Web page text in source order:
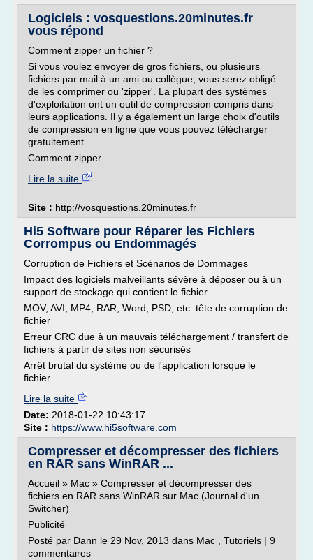
Logiciels : vosquestions.20minutes.fr
vous répond
Comment zipper un fichier ?
Si vous voulez envoyer de gros fichiers, ou plusieurs
fichiers par mail à un ami ou collègue, vous serez obligé
de les comprimer ou 'zipper'. La plupart des systèmes
d'exploitation ont un outil de compression compris dans
leurs applications. Il y a également un large choix d'outils
de compression en ligne que vous pouvez télécharger
gratuitement.
Comment zipper...
Lire la suite
Site : http://vosquestions.20minutes.fr
Hi5 Software pour Réparer les Fichiers
Corrompus ou Endommagés
Corruption de Fichiers et Scénarios de Dommages
Impact des logiciels malveillants sévère à déposer ou à un
support de stockage qui contient le fichier
MOV, AVI, MP4, RAR, Word, PSD, etc. tête de corruption de
fichier
Erreur CRC due à un mauvais téléchargement / transfert de
fichiers à partir de sites non sécurisés
Arrêt brutal du système ou de l'application lorsque le
fichier...
Lire la suite
Date: 2018-01-22 10:43:17
Site : https://www.hi5software.com
Compresser et décompresser des fichiers
en RAR sans WinRAR ...
Accueil » Mac » Compresser et décompresser des
fichiers en RAR sans WinRAR sur Mac (Journal d'un
Switcher)
Publicité
Posté par Dann le 29 Nov, 2013 dans Mac , Tutoriels | 9
commentaires